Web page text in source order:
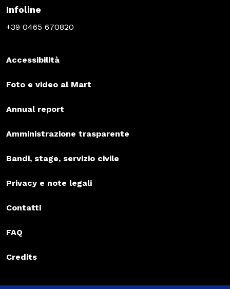
Infoline
+39 0465 670820
Accessibilità
Foto e video al Mart
Annual report
Amministrazione trasparente
Bandi, stage, servizio civile
Privacy e note legali
Contatti
FAQ
Credits